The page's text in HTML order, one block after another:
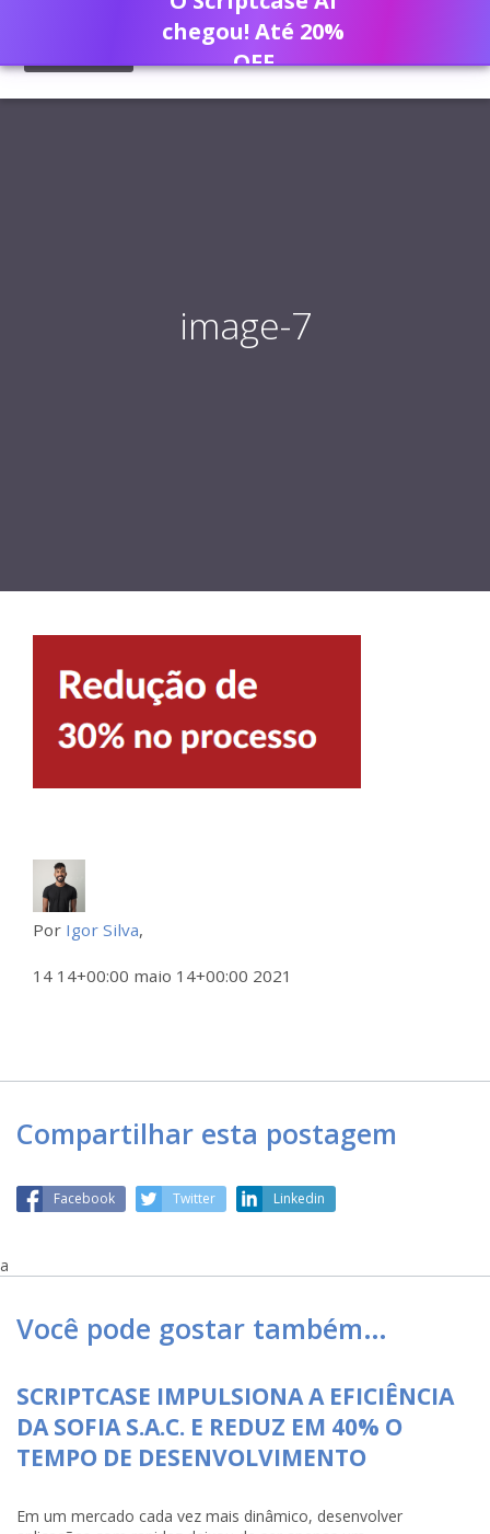
image-7
Por Igor Silva,
14 14+00:00 maio 14+00:00 2021
Compartilhar esta postagem
Facebook Twitter Linkedin
a
Você pode gostar também…
SCRIPTCASE IMPULSIONA A EFICIÊNCIA
DA SOFIA S.A.C. E REDUZ EM 40% O
TEMPO DE DESENVOLVIMENTO
Em um mercado cada vez mais dinâmico, desenvolver
chegou! Até 20%
OFF